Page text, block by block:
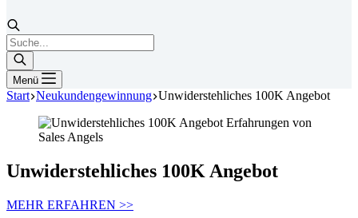
Products
search
Menü
Start Neukundengewinnung Unwiderstehliches 100K Angebot
Unwiderstehliches 100K Angebot
MEHR ERFAHREN >>